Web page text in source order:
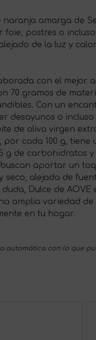
naranja amarga de
postres o
de la luz y
con el
70 gramos de
Con un
desayunos o
de oliva virgen
cada 100 g,
g de
aportar un
alejada de
Dulce de
amplia variedad
en tu hogar.
con lo que